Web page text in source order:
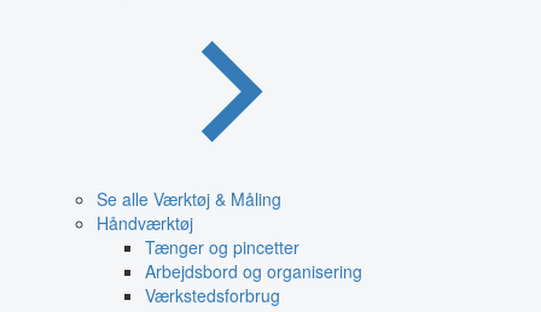
Se alle Værktøj & Måling
Håndværktøj
Tænger og pincetter
Arbejdsbord og organisering
Værkstedsforbrug